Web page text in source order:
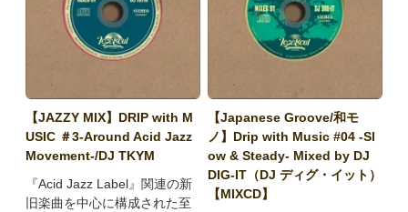
【JAZZY MIX】DRIP with M
USIC ＃3-Around Acid Jazz
Movement-/DJ TKYM
『Acid Jazz Label』関連の新
旧楽曲を中心に構成された至
【Japanese Groove/和モ
ノ】Drip with Music #04 -Sl
ow & Steady- Mixed by DJ
DIG-IT（DJ ディグ・イット）
【MIXCD】